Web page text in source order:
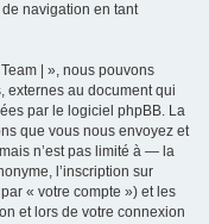
navigation en tant
| », nous pouvons
externes au document qui
par le logiciel phpBB. La
que vous nous envoyez et
n’est pas limité à — la
l’inscription sur
« votre compte ») et les
et lors de votre connexion